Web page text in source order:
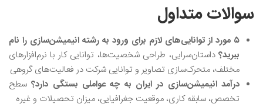
سوالات متداول
۵ مورد از توانایی‌های لازم برای ورود به رشته انیمیشن‌سازی را نام
ببرید؟داستان‌سرایی، طراحی شخصیت‌ها، توانایی کار با نرم‌افزارهای
مختلف، متحرک‌سازی تصاویر و توانایی شرکت در فعالیت‌های گروهی
درآمد انیمیشن‌سازی در ایران به چه عواملی بستگی دارد؟ سطح
تخصص، سابقه کاری، موقعیت جغرافیایی، میزان تحصیلات و غیره